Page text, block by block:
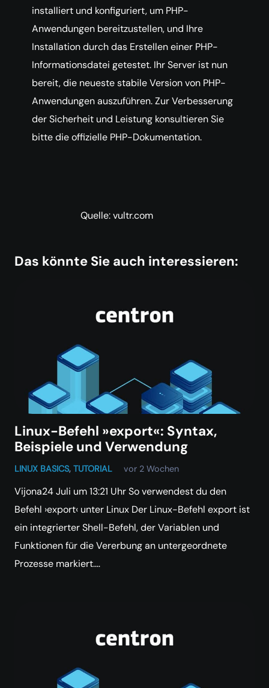
installiert und konfiguriert, um PHP-
Anwendungen bereitzustellen, und Ihre
Installation durch das Erstellen einer PHP-
Informationsdatei getestet. Ihr Server ist nun
bereit, die neueste stabile Version von PHP-
Anwendungen auszuführen. Zur Verbesserung
der Sicherheit und Leistung konsultieren Sie
bitte die offizielle PHP-Dokumentation.
Quelle: vultr.com
Das könnte Sie auch interessieren:
Linux-Befehl »export«: Syntax,
Beispiele und Verwendung
LINUX BASICS, TUTORIAL vor 2 Wochen
Vijona24 Juli um 13:21 Uhr So verwendest du den
Befehl ›export‹ unter Linux Der Linux-Befehl export ist
ein integrierter Shell-Befehl, der Variablen und
Funktionen für die Vererbung an untergeordnete
Prozesse markiert.…